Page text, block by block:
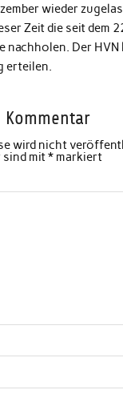
wieder
Zeit die seit dem
nachholen. Der HVN
erteilen.
Kommentar
wird nicht
sind mit*markiert